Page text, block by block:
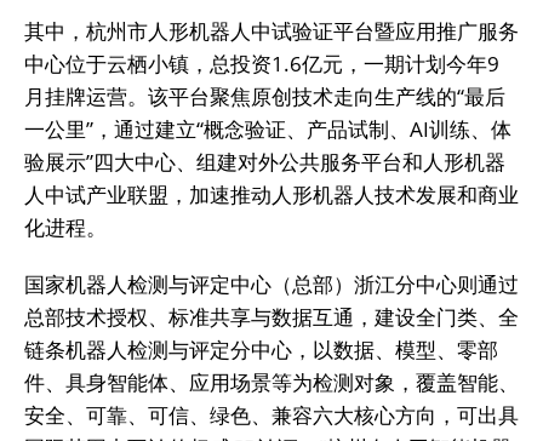
其中，杭州市人形机器人中试验证平台暨应用推广服务
中心位于云栖小镇，总投资1.6亿元，一期计划今年9
月挂牌运营。该平台聚焦原创技术走向生产线的“最后
一公里”，通过建立“概念验证、产品试制、AI训练、体
验展示”四大中心、组建对外公共服务平台和人形机器
人中试产业联盟，加速推动人形机器人技术发展和商业
化进程。
国家机器人检测与评定中心（总部）浙江分中心则通过
总部技术授权、标准共享与数据互通，建设全门类、全
链条机器人检测与评定分中心，以数据、模型、零部
件、具身智能体、应用场景等为检测对象，覆盖智能、
安全、可靠、可信、绿色、兼容六大核心方向，可出具